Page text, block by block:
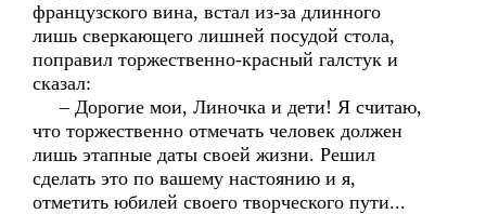
французского вина, встал из-за длинного
лишь сверкающего лишней посудой стола,
поправил торжественно-красный галстук и
сказал:
– Дорогие мои, Линочка и дети! Я считаю,
что торжественно отмечать человек должен
лишь этапные даты своей жизни. Решил
сделать это по вашему настоянию и я,
отметить юбилей своего творческого пути...